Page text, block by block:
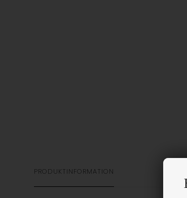
PRODUKTINFORMATION